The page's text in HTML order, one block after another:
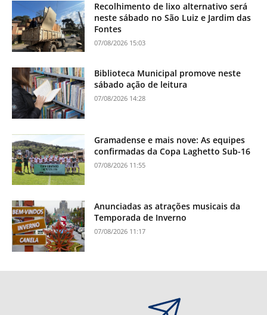
Recolhimento de lixo alternativo será
neste sábado no São Luiz e Jardim das
Fontes
07/08/2026 15:03
Biblioteca Municipal promove neste
sábado ação de leitura
07/08/2026 14:28
Gramadense e mais nove: As equipes
confirmadas da Copa Laghetto Sub-16
07/08/2026 11:55
Anunciadas as atrações musicais da
Temporada de Inverno
07/08/2026 11:17